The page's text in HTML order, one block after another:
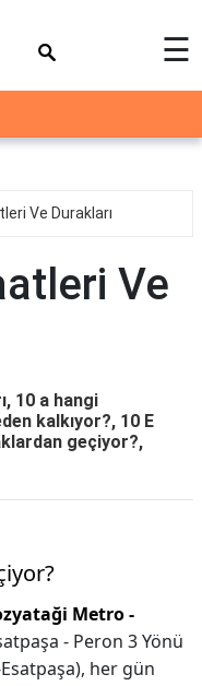
☰
Ve Durakları
Ve
10 a hangi
kalkıyor?, 10 E
geçiyor?,
Metro -
- Peron 3 Yönü
her gün